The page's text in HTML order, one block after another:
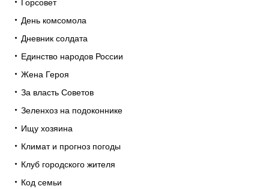
Горсовет
День комсомола
Дневник солдата
Единство народов России
Жена Героя
За власть Советов
Зеленхоз на подоконнике
Ищу хозяина
Климат и прогноз погоды
Клуб городского жителя
Код семьи